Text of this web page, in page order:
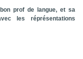
prof de langue, et sa
les réprésentations